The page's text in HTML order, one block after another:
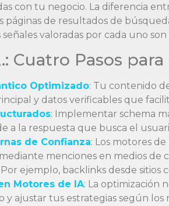
con tu negocio. La diferencia
páginas de resultados de
valoradas por cada uno son
Cuatro Pasos
Optimizado: Tu contenido
y datos verificables que
: Implementar schema
a la respuesta que busca el
de Confianza: Los motores
menciones en medios de
ejemplo, backlinks desde sitios
Motores de IA: La optimización
ajustar tus estrategias según